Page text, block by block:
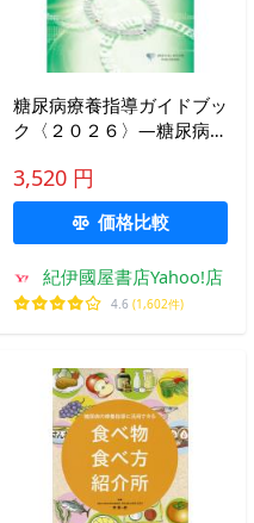
糖尿病療養指導ガイドブッ
ク〈２０２６〉―糖尿病療
3,520 円
価格比較
紀伊國屋書店Yahoo!店
4.6 (1,602件)